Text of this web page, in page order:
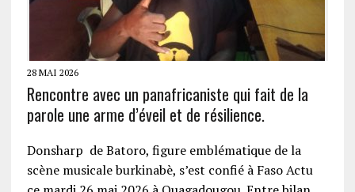
28 MAI 2026
Rencontre avec un panafricaniste qui fait de la
parole une arme d’éveil et de résilience.
Donsharp de Batoro, figure emblématique de la
scène musicale burkinabè, s’est confié à Faso Actu